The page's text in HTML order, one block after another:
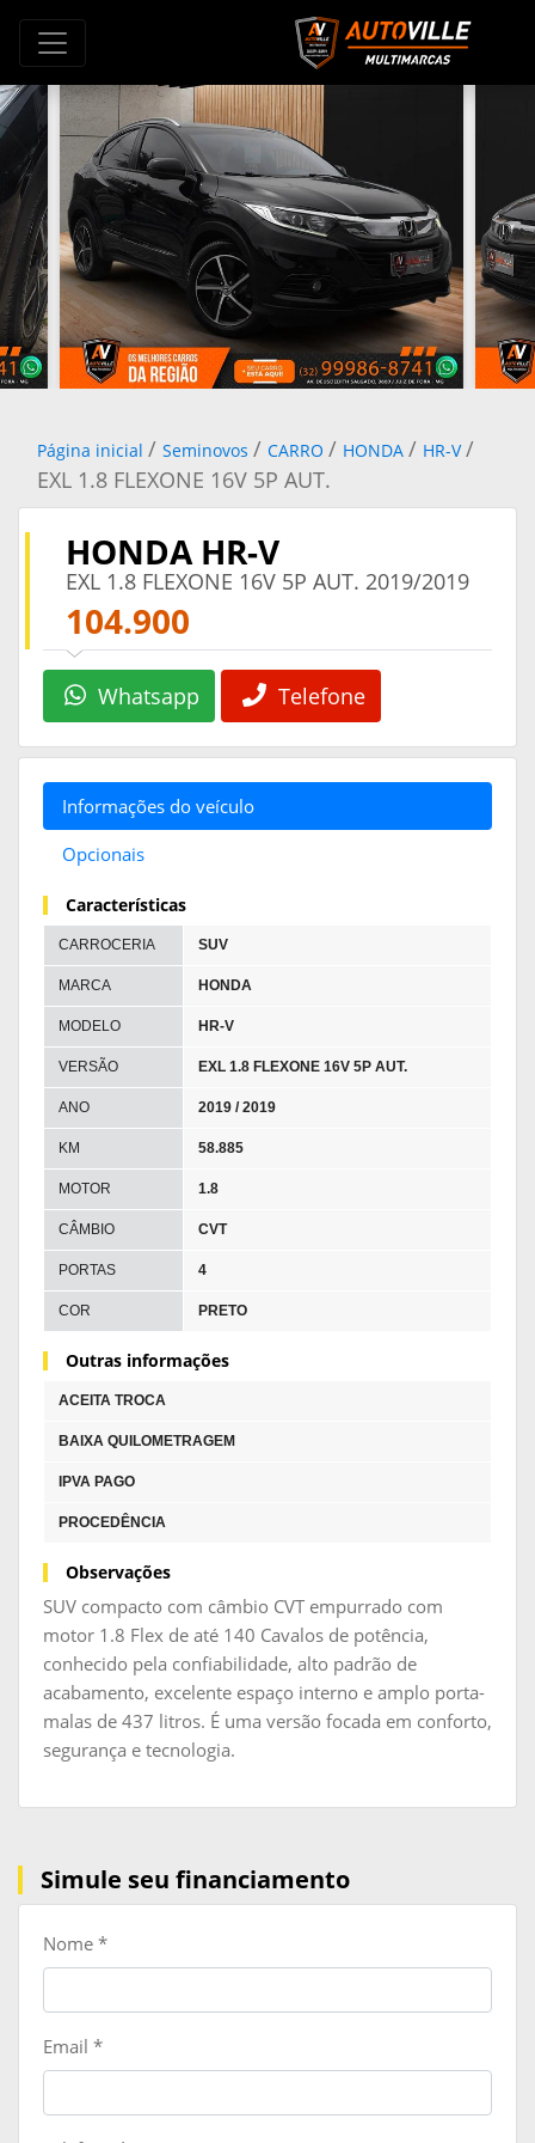
Página inicial / Seminovos / CARRO / HONDA / HR-V /
EXL 1.8 FLEXONE 16V 5P AUT.
HONDA HR-V
EXL 1.8 FLEXONE 16V 5P AUT. 2019/2019
104.900
Whatsapp Telefone
Informações do veículo
Opcionais
Características
CARROCERIA SUV
MARCA HONDA
MODELO HR-V
VERSÃO EXL 1.8 FLEXONE 16V 5P AUT.
ANO 2019 / 2019
KM 58.885
MOTOR 1.8
CÂMBIO CVT
PORTAS 4
COR PRETO
Outras informações
ACEITA TROCA
BAIXA QUILOMETRAGEM
IPVA PAGO
PROCEDÊNCIA
Observações
SUV compacto com câmbio CVT empurrado com
motor 1.8 Flex de até 140 Cavalos de potência,
conhecido pela confiabilidade, alto padrão de
acabamento, excelente espaço interno e amplo porta-
malas de 437 litros. É uma versão focada em conforto,
segurança e tecnologia.
Simule seu financiamento
Nome *
Email *